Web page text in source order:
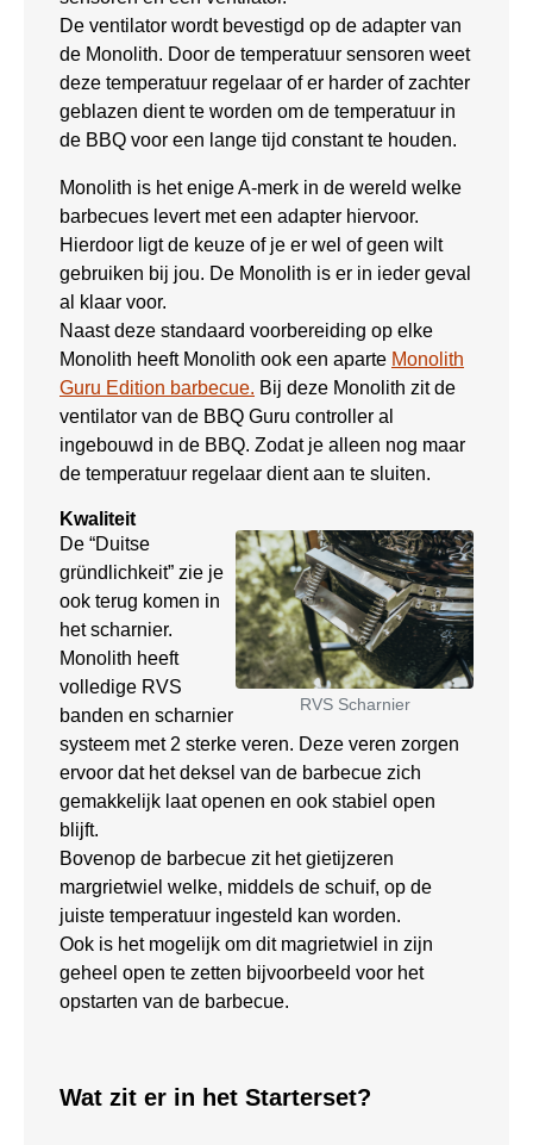
De ventilator wordt bevestigd op de adapter van
de Monolith. Door de temperatuur sensoren weet
deze temperatuur regelaar of er harder of zachter
geblazen dient te worden om de temperatuur in
de BBQ voor een lange tijd constant te houden.
Monolith is het enige A-merk in de wereld welke
barbecues levert met een adapter hiervoor.
Hierdoor ligt de keuze of je er wel of geen wilt
gebruiken bij jou. De Monolith is er in ieder geval
al klaar voor.
Naast deze standaard voorbereiding op elke
Monolith heeft Monolith ook een aparte Monolith
Guru Edition barbecue. Bij deze Monolith zit de
ventilator van de BBQ Guru controller al
ingebouwd in de BBQ. Zodat je alleen nog maar
de temperatuur regelaar dient aan te sluiten.
Kwaliteit
RVS Scharnier
De “Duitse
gründlichkeit” zie je
ook terug komen in
het scharnier.
Monolith heeft
volledige RVS
banden en scharnier
systeem met 2 sterke veren. Deze veren zorgen
ervoor dat het deksel van de barbecue zich
gemakkelijk laat openen en ook stabiel open
blijft.
Bovenop de barbecue zit het gietijzeren
margrietwiel welke, middels de schuif, op de
juiste temperatuur ingesteld kan worden.
Ook is het mogelijk om dit magrietwiel in zijn
geheel open te zetten bijvoorbeeld voor het
opstarten van de barbecue.
Wat zit er in het Starterset?